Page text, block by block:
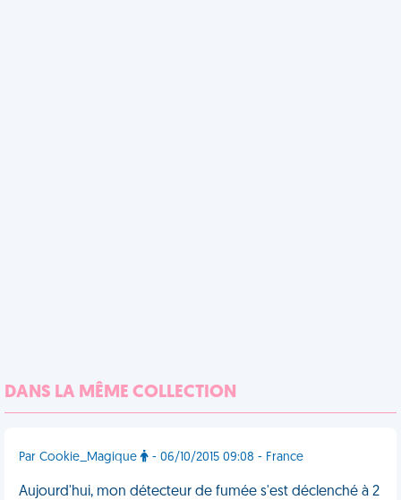
DANS LA MÊME COLLECTION
Par Cookie_Magique - 06/10/2015 09:08 - France
Aujourd'hui, mon détecteur de fumée s'est déclenché à 2